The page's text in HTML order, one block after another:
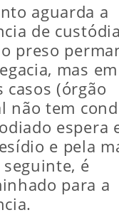
aguarda a
de
preso
mas em
casos (órgão
não tem
espera
e pela
é
para a